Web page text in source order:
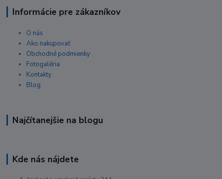
Informácie pre zákazníkov
O nás
Ako nakupovať
Obchodné podmienky
Fotogaléria
Kontakty
Blog
Najčítanejšie na blogu
Kde nás nájdete